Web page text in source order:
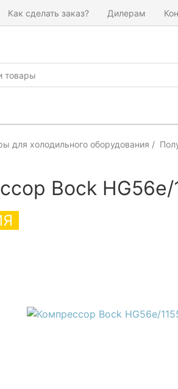
Как сделать заказ? Дилерам
для холодильного оборудования
Bock HG56e/